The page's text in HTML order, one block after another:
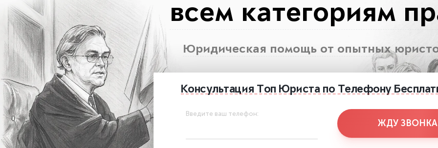
всем категориям
Юридическая помощь от опытных
Консультация Топ Юриста по Телефону
Введите ваш телефон:
ЖДУ ЗВОНКА